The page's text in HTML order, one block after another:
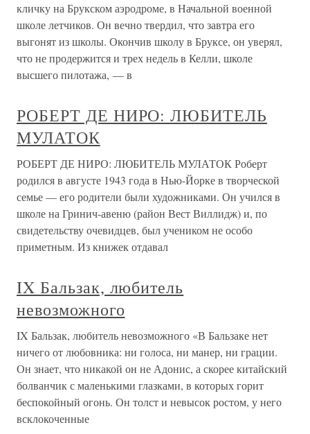
кличку на Брукском аэродроме, в Начальной военной
школе летчиков. Он вечно твердил, что завтра его
выгонят из школы. Окончив школу в Бруксе, он уверял,
что не продержится и трех недель в Келли, школе
высшего пилотажа, — в
РОБЕРТ ДЕ НИРО: ЛЮБИТЕЛЬ
МУЛАТОК
РОБЕРТ ДЕ НИРО: ЛЮБИТЕЛЬ МУЛАТОК Роберт
родился в августе 1943 года в Нью-Йорке в творческой
семье — его родители были художниками. Он учился в
школе на Гринич-авеню (район Вест Виллидж) и, по
свидетельству очевидцев, был учеником не особо
приметным. Из книжек отдавал
IX Бальзак, любитель
невозможного
IX Бальзак, любитель невозможного «В Бальзаке нет
ничего от любовника: ни голоса, ни манер, ни грации.
Он знает, что никакой он не Адонис, а скорее китайский
болванчик с маленькими глазками, в которых горит
беспокойный огонь. Он толст и невысок ростом, у него
всклокоченные